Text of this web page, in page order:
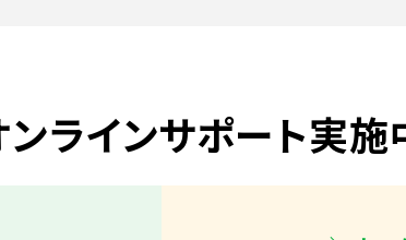
ラインサポート実施